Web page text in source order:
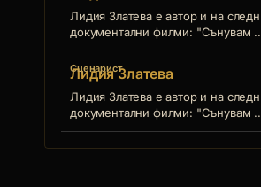
Лидия Златева е автор и на
документални филми: "Сънувам
Сценарист
Лидия Златева
Лидия Златева е автор и на
документални филми: "Сънувам